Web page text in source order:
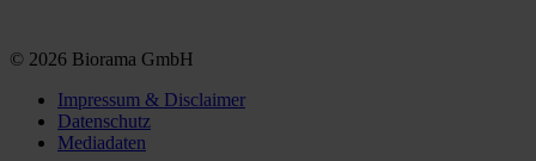
© 2026 Biorama GmbH
Impressum & Disclaimer
Datenschutz
Mediadaten